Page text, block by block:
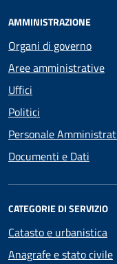
AMMINISTRAZIONE
Organi di governo
Aree amministrative
Uffici
Politici
Personale
Documenti e Dati
CATEGORIE DI SERVIZIO
Catasto e urbanistica
Anagrafe e stato civile